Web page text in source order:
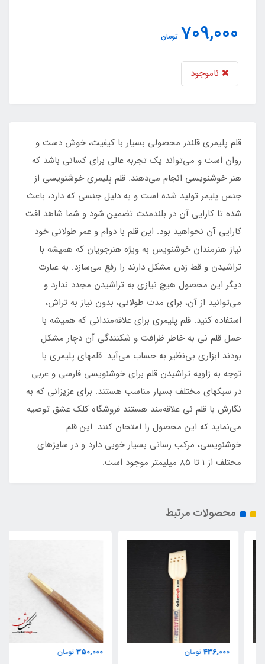
709,000 تومان
ناموجود
قلم پلیمری قلندر محصولی بسیار با کیفیت، خوش دست و
روان است و می‌تواند یک تجربه عالی برای کسانی باشد که
هنر خوشنویسی انجام می‌دهند. قلم پلیمری خوشنویسی از
جنس پلیمر تولید شده است و به دلیل جنسی که دارد، باعث
شده تا کارایی آن در بلندمدت تضمین شود و شما شاهد افت
کارایی آن نخواهید بود. این قلم با دوام و عمر طولانی خود
نیاز هنرمندان خوشنویس به ویژه هنرجویان که همیشه با
تراشیدن و قط زدن مشکل دارند را رفع می‌سازد. به عبارت
دیگر این محصول هیچ نیازی به تراشیدن مجدد ندارد و
می‌توانید از آن، برای مدت طولانی، بدون نیاز به تراش،
استفاده کنید. قلم پلیمری برای علاقه‌مندانی که همیشه با
حمل قلم نی به خاطر ظرافت و شکنندگی آن دچار مشکل
بودند ابزاری بی‌نظیر به حساب می‌آید. قلمهای پلیمری با
توجه به زاویه تراشیدن قلم برای خوشنویسی فارسی و عربی
در سبکهای مختلف بسیار مناسب هستند. برای عزیزانی که به
نگارش با قلم نی علاقه‌مند هستند فروشگاه کلک عشق توصیه
می‌نماید که این محصول را امتحان کنند. این قلم
خوشنویسی، مرکب رسانی بسیار خوبی دارد و در سایز‌های
مختلف از 1 تا 85 میلیمتر موجود است.
محصولات مرتبط
436,000 تومان
350,000 تومان